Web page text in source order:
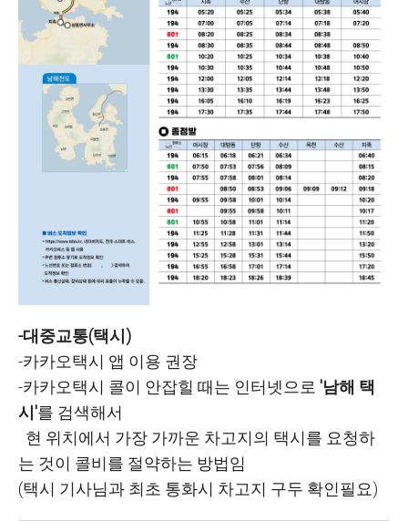
-대중교통(택시)
-카카오택시 앱 이용 권장
-카카오택시 콜이 안잡힐 때는 인터넷으로 '남해 택
시'를 검색해서
현 위치에서 가장 가까운 차고지의 택시를 요청하
는 것이 콜비를 절약하는 방법임
(택시 기사님과 최초 통화시 차고지 구두 확인필요)